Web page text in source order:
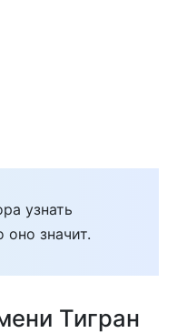
узнать
значит.
Тигран